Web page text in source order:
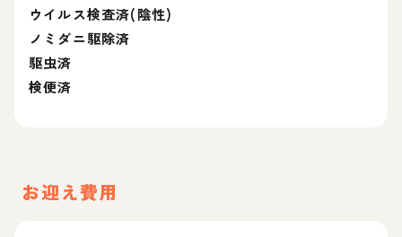
ウイルス検査済(陰性)
ノミダニ駆除済
駆虫済
検便済
お迎え費用